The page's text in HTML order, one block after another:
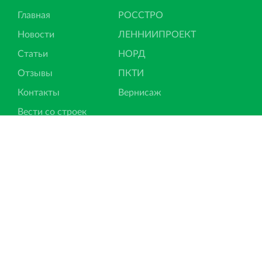
Главная
Новости
Статьи
Отзывы
Контакты
Вести со строек
РОССТРО
ЛЕННИИПРОЕКТ
НОРД
ПКТИ
Вернисаж